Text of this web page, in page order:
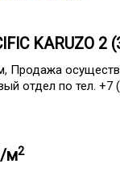
KARUZO 2
Продажа
отдел по тел. +7
м2